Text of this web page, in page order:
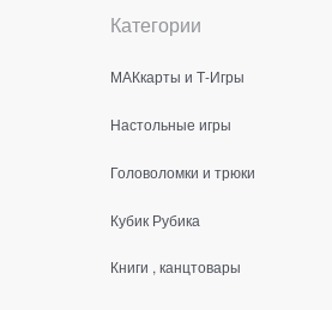
Категории
МАКкарты и Т-Игры
Настольные игры
Головоломки и трюки
Кубик Рубика
Книги , канцтовары